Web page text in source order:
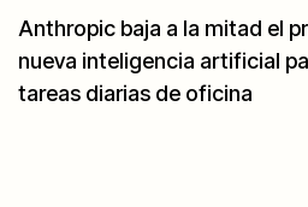
Anthropic baja a la mitad el
nueva inteligencia artificial
tareas diarias de oficina